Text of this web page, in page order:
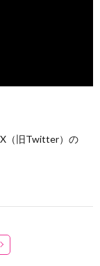
（旧Twitter）の